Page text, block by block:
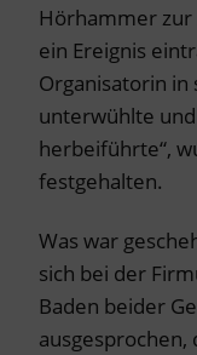
Hörhammer
ein Ereignis
Organisatorin in
unterwühlte
herbeiführte“,
festgehalten.
Was war
sich bei der
Baden beider